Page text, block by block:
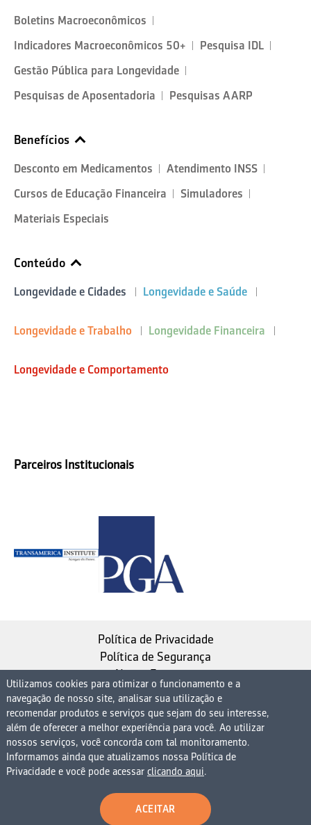
Boletins Macroeconômicos
Indicadores Macroeconômicos 50+
Pesquisa IDL
Gestão Pública para Longevidade
Pesquisas de Aposentadoria
Pesquisas AARP
Benefícios
Desconto em Medicamentos
Atendimento INSS
Cursos de Educação Financeira
Simuladores
Materiais Especiais
Conteúdo
Longevidade e Cidades Longevidade e Saúde
Longevidade e Trabalho Longevidade Financeira
Longevidade e Comportamento
Parceiros Institucionais
Política de Privacidade
Política de Segurança
Nosso Estatuto
Instituto de Longevidade MAG, uma empresa do
Grupo MAG
| CNPJ 08.474.765/0001-75
Avenida Presidente Juscelino Kubitschek, 1830, 15º
andar bloco 1 (parte), Condomínio Edifício São Luiz -
Vila Nova Conceição
São Paulo - SP - 04543-900 - Brasil
Utilizamos cookies para otimizar o funcionamento e a
navegação de nosso site, analisar sua utilização e
recomendar produtos e serviços que sejam do seu interesse,
além de oferecer a melhor experiência para você. Ao utilizar
nossos serviços, você concorda com tal monitoramento.
Informamos ainda que atualizamos nossa Política de
Privacidade e você pode acessar clicando aqui.
ACEITAR